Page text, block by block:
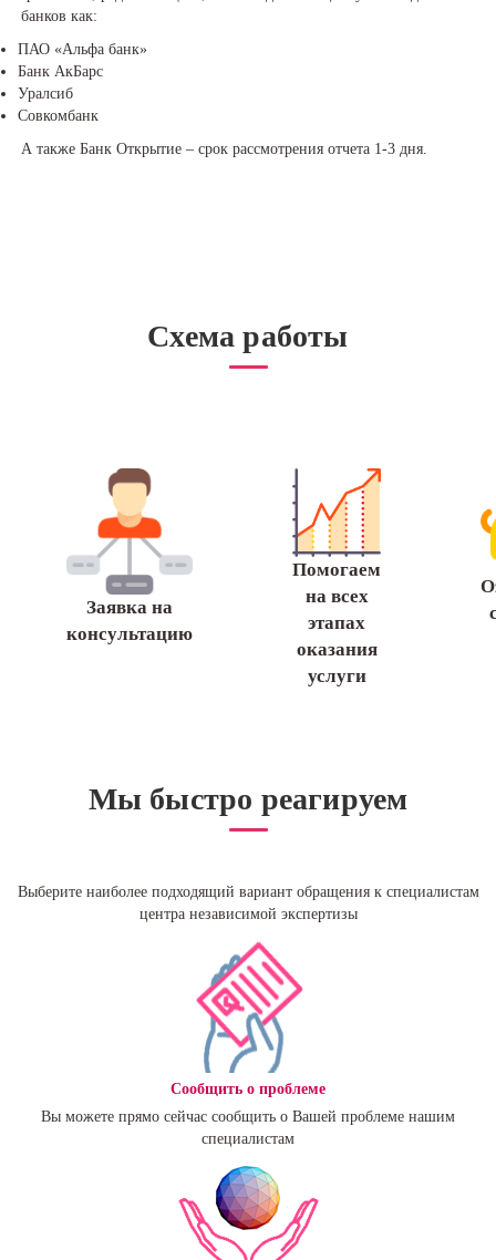
банков как:
ПАО «Альфа банк»
Банк АкБарс
Уралсиб
Совкомбанк
А также Банк Открытие – срок рассмотрения отчета 1-3 дня.
Схема работы
Заявка на
консультацию
Помогаем
на всех
этапах
оказания
услуги
Мы быстро реагируем
Выберите наиболее подходящий вариант обращения к специалистам
центра независимой экспертизы
Сообщить о проблеме
Вы можете прямо сейчас сообщить о Вашей проблеме нашим
специалистам